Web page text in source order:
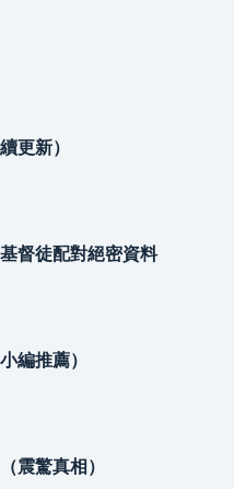
更新）
督徒配對絕密資料
編推薦）
震驚真相）